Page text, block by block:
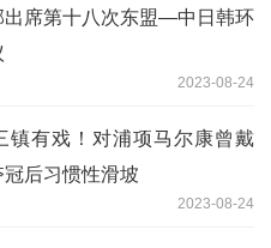
出席第十八次东盟—中日韩环
2023-08-24
镇有戏！对浦项马尔康曾戴
后习惯性滑坡
2023-08-24